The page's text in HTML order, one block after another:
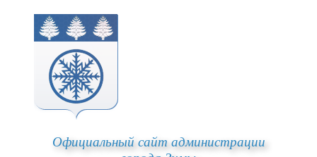
Официальный сайт администрации